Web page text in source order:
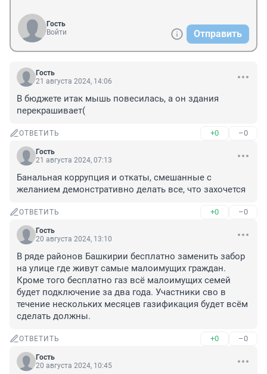
Гость
Войти
Отправить
Гость
21 августа 2024, 14:06
В бюджете итак мышь повесилась, а он здания
перекрашивает(
ОТВЕТИТЬ +0 –0
Гость
21 августа 2024, 07:13
Банальная коррупция и откаты, смешанные с
желанием демонстративно делать все, что захочется
ОТВЕТИТЬ +0 –0
Гость
20 августа 2024, 13:10
В ряде районов Башкирии бесплатно заменить забор
на улице где живут самые малоимущих граждан.
Кроме того бесплатно газ всё малоимущих семей
будет подключение за два года. Участники сво в
течение нескольких месяцев газификация будет всём
сделать должны.
ОТВЕТИТЬ +0 –0
Гость
20 августа 2024, 10:45